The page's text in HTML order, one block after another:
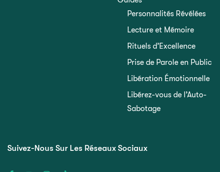
Personnalités Révélées
Lecture et Mémoire
Rituels d’Excellence
Prise de Parole en Public
Libération Émotionnelle
Libérez-vous de l’Auto-
Sabotage
Suivez-Nous Sur Les Réseaux Sociaux